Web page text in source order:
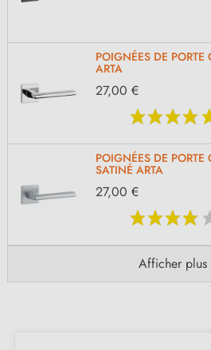
POIGNÉES DE PORTE
ARTA
27,00 €
POIGNÉES DE PORTE
SATINÉ ARTA
27,00 €
Afficher plus